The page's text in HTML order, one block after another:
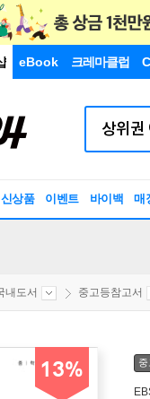
eBook 크레마클럽
신상품 이벤트 바이백 매
내도서 중고등참고서
13%